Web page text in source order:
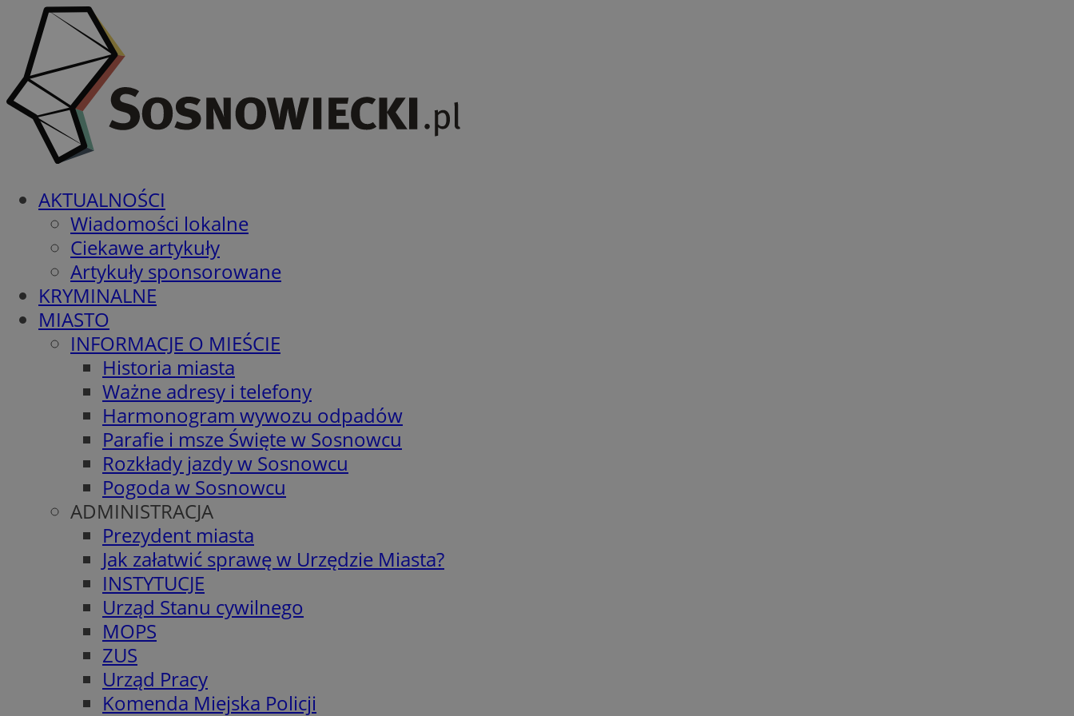
AKTUALNOŚCI
Wiadomości lokalne
Ciekawe artykuły
Artykuły sponsorowane
KRYMINALNE
MIASTO
INFORMACJE O MIEŚCIE
Historia miasta
Ważne adresy i telefony
Harmonogram wywozu odpadów
Parafie i msze Święte w Sosnowcu
Rozkłady jazdy w Sosnowcu
Pogoda w Sosnowcu
ADMINISTRACJA
Prezydent miasta
Jak załatwić sprawę w Urzędzie Miasta?
INSTYTUCJE
Urząd Stanu cywilnego
MOPS
ZUS
Urząd Pracy
Komenda Miejska Policji